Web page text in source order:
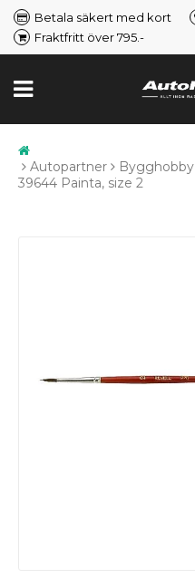
Betala säkert med kort
Fraktfritt över 795.-
Autopartner Bygghobby
39644 Painta, size 2